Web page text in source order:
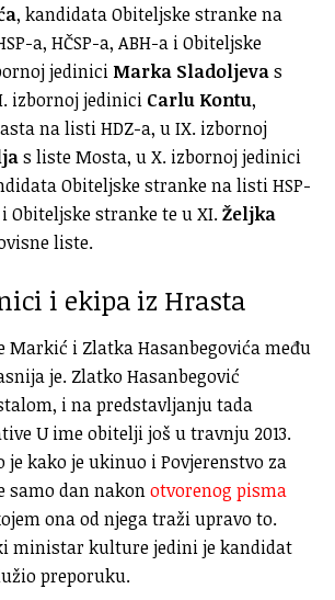
, kandidata Obiteljske stranke na
a, HČSP-a, ABH-a i Obiteljske
jedinici Marka Sladoljevas
izbornoj jedinici Carlu Kontu,
na listi HDZ-a, u IX. izbornoj
s liste Mosta, u X. izbornoj jedinici
Obiteljske stranke na listi HSP-
i Obiteljske stranke te u XI.Željka
liste.
i ekipa iz Hrasta
Markić i Zlatka Hasanbegovića među
je. Zlatko Hasanbegović
i na predstavljanju tada
U ime obitelji još u travnju 2013.
je kako je ukinuo i Povjerenstvo za
samo dan nakonotvorenog pisma
ona od njega traži upravo to.
ministar kulture jedini je kandidat
preporuku.